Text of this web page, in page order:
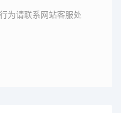
为请联系网站客服处